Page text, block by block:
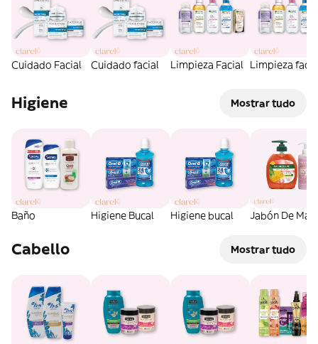
Cuidado Facial Cuidado facial Limpieza Facial Limpieza
Higiene Mostrar tudo
Baño Higiene Bucal Higiene bucal Jabón De
Cabello Mostrar tudo